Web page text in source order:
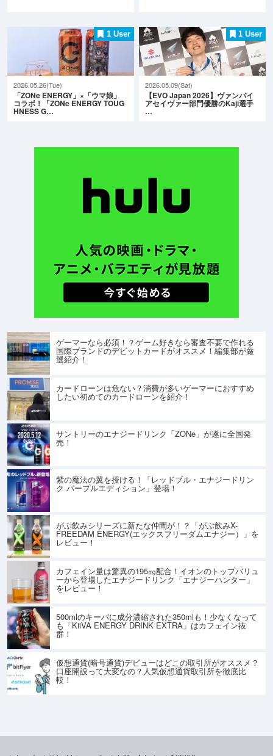
1 User
2026.05.26(Tue)
「ZONe ENERGY」×「ウマ娘」
コラボ！「ZONe ENERGY TOUG
HNESS G…
1 User
2026.05.09(Sat)
【EVO Japan 2026】ヴァンパイ
アセイヴァー部門優勝のKaji選手
…
ゲーマーなら必須！？ゲーム好きなら審査不要で作れる
国際ブランドのデビットカードがオススメ！編集部が厳
選紹介！
カードローンは危ない？消費が多いゲーマーにおすすめ
したい初めてのカードローンを紹介！
サントリーのエナジードリンク「ZONe」が遂に全国発
売！
紫の魔法の翼を授ける！「レッドブル・エナジードリン
ク パープルエディション」登場！
がぶ飲みシリーズに新たな仲間が！？「がぶ飲みX-
FREEDAM ENERGY(エックスフリーダムエナジー）」を
レビュー！
カフェイン量は驚異の195㎎配合！イオンのトップバリュ
ーから登場したエナジードリンク「エナジーハンター」
をレビュー！
500mlのキーバに成分濃縮された350mlも！少なくなって
も「KiiVA ENERGY DRINK EXTRA」はカフェイン抜
群！
仮想通貨(暗号通貨)デビューはどこの取引所がオススメ？
口座開設って大変なの？人気仮想通貨取引所を徹底比
較！